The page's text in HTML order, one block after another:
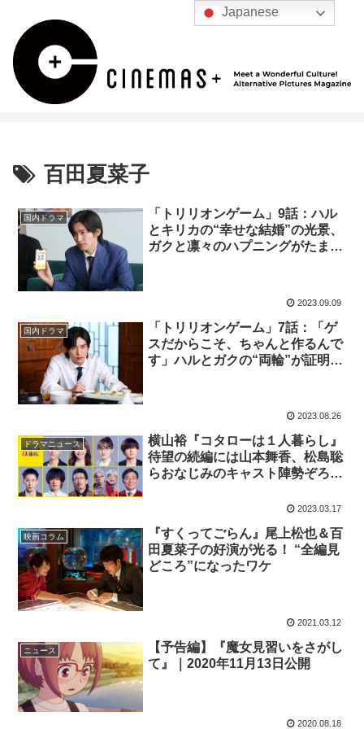
百田夏菜子
国内ドラマ
「トリリオンゲーム」9話：ハル
とキリカの“幸せな結婚”の光景、
ガクと凛々のハプニングがたまら
2023.09.09
国内ドラマ
「トリリオンゲーム」7話：「ゲ
スだからこそ、ちゃんと作るんで
す」ハルとガクの“両輪”が証明さ
2023.08.26
ドラマニュース
横山裕『コタローは１人暮らし』
待望の続編には山本舞香、松島聡
らおなじみのキャスト陣勢ぞろ
2023.03.17
映画コラム
『すくってごらん』尾上松也＆百
田夏菜子の好演が光る！ “全編見
どころ”になったワケ
2021.03.12
ニュース
【予告編】『魔女見習いをさがし
て』｜2020年11月13日公開
2020.08.18
Japanese